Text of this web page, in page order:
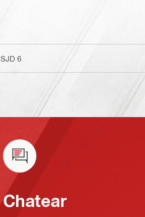
SJD 6
Chatear